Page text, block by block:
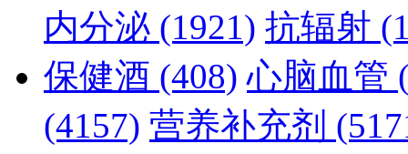
内分泌 (1921) 抗辐射
保健酒 (408) 心脑血管
(4157) 营养补充剂